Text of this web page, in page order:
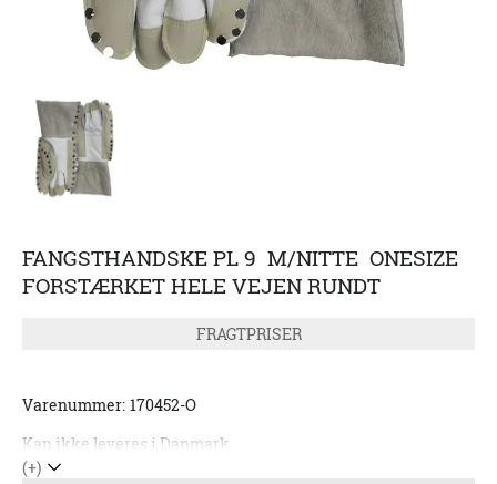
FANGSTHANDSKE PL 9 M/NITTE ONESIZE
FORSTÆRKET HELE VEJEN RUNDT
FRAGTPRISER
Varenummer: 170452-O
Kan ikke leveres i Danmark.
(+)